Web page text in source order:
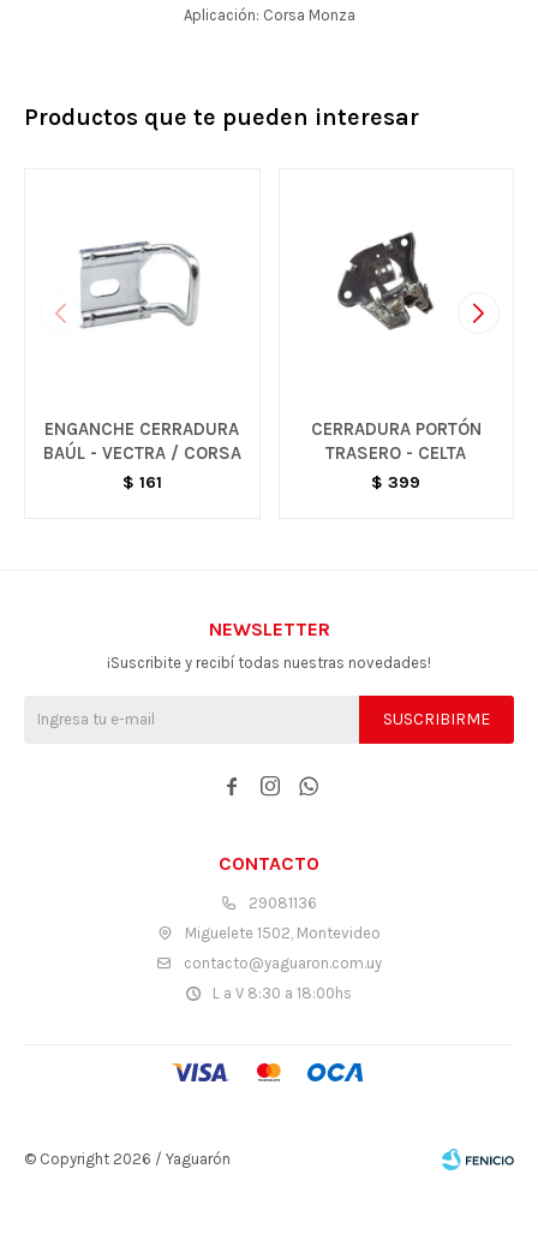
Aplicación: Corsa Monza
Productos que te pueden interesar
ENGANCHE CERRADURA
BAÚL - VECTRA / CORSA
$ 161
CERRADURA PORTÓN
TRASERO - CELTA
$ 399
CONTACTO
29081136
Miguelete 1502, Montevideo
contacto@yaguaron.com.uy
L a V 8:30 a 18:00hs
NEWSLETTER
¡Suscribite y recibí todas nuestras novedades!
SUSCRIBIRME
  
© Copyright 2026 / Yaguarón